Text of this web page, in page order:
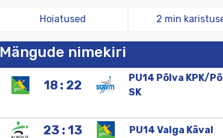
Hoiatused 2 min
Mängude nimekiri
18 : 22
PU14 Põlva KPK/
SK
23 : 13 PU14 Valga Käval